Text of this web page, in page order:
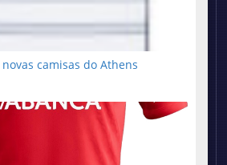
camisas do Athens